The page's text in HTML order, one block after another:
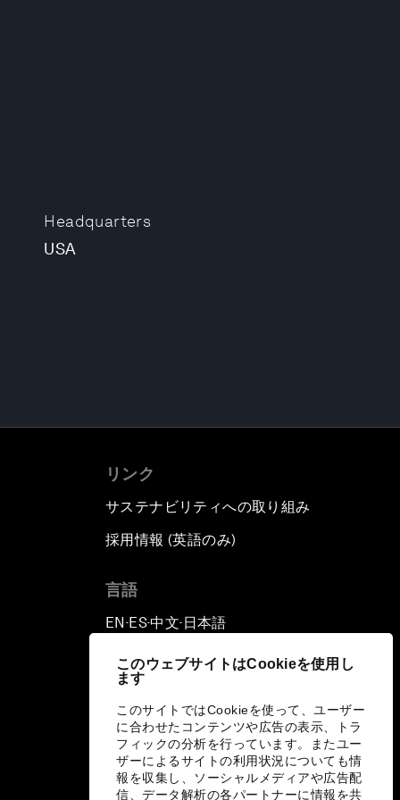
このウェブサイトはCookieを使用し
ます
このサイトではCookieを使って、ユーザー
に合わせたコンテンツや広告の表示、トラ
フィックの分析を行っています。またユー
ザーによるサイトの利用状況についても情
報を収集し、ソーシャルメディアや広告配
信、データ解析の各パートナーに情報を共
Headquarters
USA
リンク
サステナビリティへの取り組み
採用情報 (英語のみ)
言語
EN ▪ES▪中文▪ 日本語